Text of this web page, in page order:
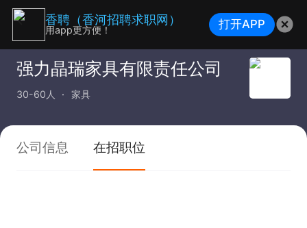
强力晶瑞家具有限责任公司
30-60人 家具
公司信息 在招职位
香聘（香河招聘求职网）
用app更方便！ 打开APP